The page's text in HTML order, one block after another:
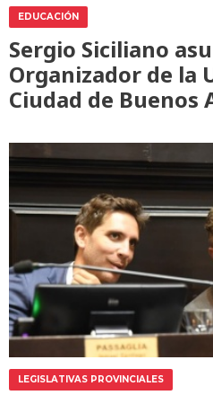
EDUCACIÓN
Sergio Siciliano
Organizador de la
Ciudad de Buenos
LEGISLATIVAS PROVINCIALES